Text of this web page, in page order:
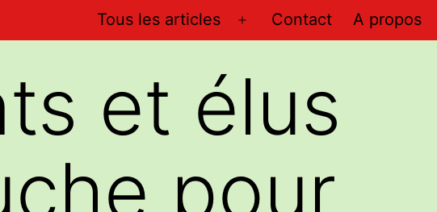
Tous les articles
Ouvrir
menu
Contact A propos
et élus
pour